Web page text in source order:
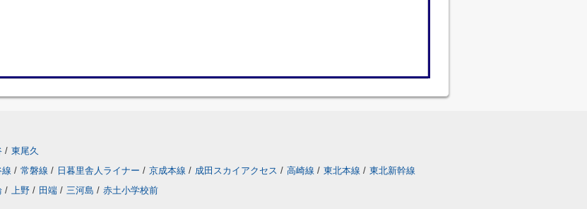
/ 東尾久
線 / 常磐線 / 日暮里舎人ライナー / 京成本線 / 成田スカイアクセス / 高崎線 / 東北本線 / 東北新幹線
/ 上野 / 田端 / 三河島 / 赤土小学校前